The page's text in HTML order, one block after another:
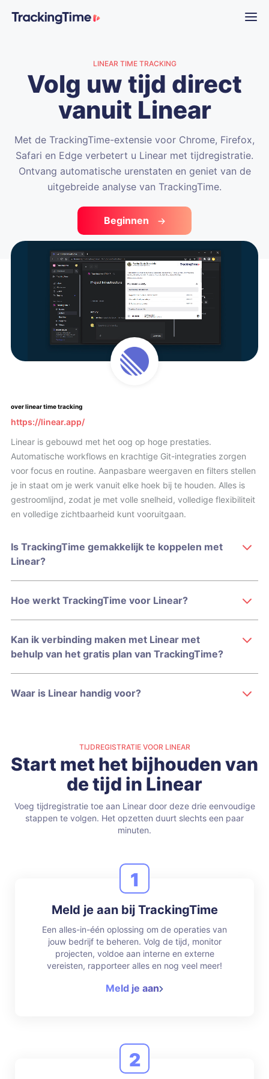
LINEAR TIME TRACKING
Volg uw tijd direct
vanuit Linear
Met de TrackingTime-extensie voor Chrome, Firefox,
Safari en Edge verbetert u Linear met tijdregistratie.
Ontvang automatische urenstaten en geniet van de
uitgebreide analyse van TrackingTime.
Beginnen
over linear time tracking
https://linear.app/
Linear is gebouwd met het oog op hoge prestaties.
Automatische workflows en krachtige Git-integraties zorgen
voor focus en routine. Aanpasbare weergaven en filters stellen
je in staat om je werk vanuit elke hoek bij te houden. Alles is
gestroomlijnd, zodat je met volle snelheid, volledige flexibiliteit
en volledige zichtbaarheid kunt vooruitgaan.
Is TrackingTime gemakkelijk te koppelen met
Linear?
Hoe werkt TrackingTime voor Linear?
Kan ik verbinding maken met Linear met
behulp van het gratis plan van TrackingTime?
Waar is Linear handig voor?
TIJDREGISTRATIE VOOR LINEAR
Start met het bijhouden van
de tijd in Linear
Voeg tijdregistratie toe aan Linear door deze drie eenvoudige
stappen te volgen. Het opzetten duurt slechts een paar
minuten.
1
Meld je aan bij TrackingTime
Een alles-in-één oplossing om de operaties van
jouw bedrijf te beheren. Volg de tijd, monitor
projecten, voldoe aan interne en externe
vereisten, rapporteer alles en nog veel meer!
Meld je aan
2